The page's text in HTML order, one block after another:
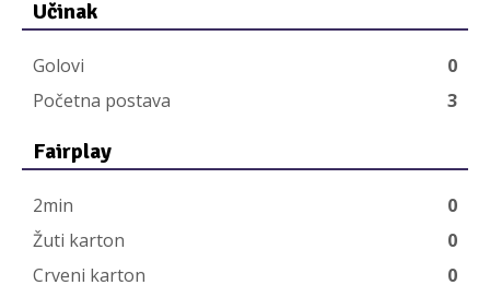
Učinak
Golovi
0
Početna postava
3
Fairplay
2min
0
Žuti karton
0
Crveni karton
0